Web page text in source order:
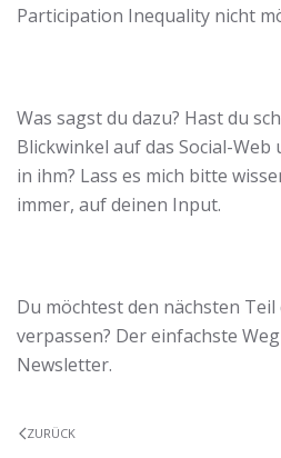
Participation Inequality nicht
Was sagst du dazu? Hast du
Blickwinkel auf das Social-
in ihm? Lass es mich bitte
immer, auf deinen Input.
Du möchtest den nächsten
verpassen? Der einfachste
Newsletter.
ZURÜCK